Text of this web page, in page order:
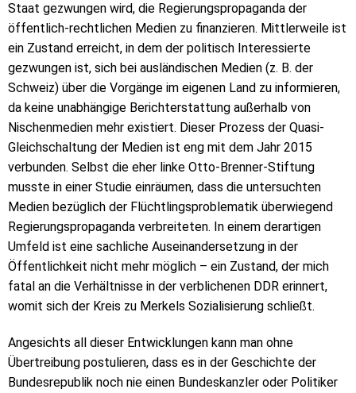
Staat gezwungen wird, die Regierungspropaganda der
öffentlich-rechtlichen Medien zu finanzieren. Mittlerweile ist
ein Zustand erreicht, in dem der politisch Interessierte
gezwungen ist, sich bei ausländischen Medien (z. B. der
Schweiz) über die Vorgänge im eigenen Land zu informieren,
da keine unabhängige Berichterstattung außerhalb von
Nischenmedien mehr existiert. Dieser Prozess der Quasi-
Gleichschaltung der Medien ist eng mit dem Jahr 2015
verbunden. Selbst die eher linke Otto-Brenner-Stiftung
musste in einer Studie einräumen, dass die untersuchten
Medien bezüglich der Flüchtlingsproblematik überwiegend
Regierungspropaganda verbreiteten. In einem derartigen
Umfeld ist eine sachliche Auseinandersetzung in der
Öffentlichkeit nicht mehr möglich – ein Zustand, der mich
fatal an die Verhältnisse in der verblichenen DDR erinnert,
womit sich der Kreis zu Merkels Sozialisierung schließt.
Angesichts all dieser Entwicklungen kann man ohne
Übertreibung postulieren, dass es in der Geschichte der
Bundesrepublik noch nie einen Bundeskanzler oder Politiker